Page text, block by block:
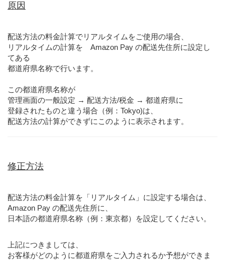
原因
配送方法の料金計算でリアルタイムをご使用の場合、
リアルタイムの計算を Amazon Pay の配送先住所に設定し
てある
都道府県名称で行います。
この都道府県名称が
管理画面の一般設定 → 配送方法/税金 → 都道府県に
登録されたものと違う場合（例：Tokyo)は、
配送方法の計算ができずにこのように表示されます。
修正方法
配送方法の料金計算を「リアルタイム」に設定する場合は、
Amazon Pay の配送先住所に、
日本語の都道府県名称（例：東京都）を設定してください。
上記につきましては、
お客様がどのように都道府県をご入力されるか予想ができま